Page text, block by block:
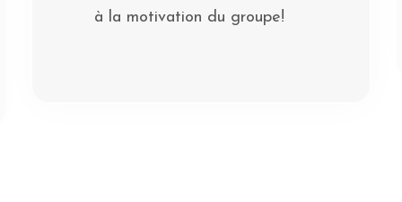
à la motivation du groupe!